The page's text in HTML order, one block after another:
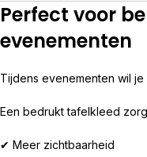
Perfect voor
evenementen
Tijdens evenementen wil
Een bedrukt tafelkleed
✔ Meer zichtbaarheid